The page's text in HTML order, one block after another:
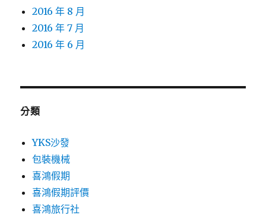
2016 年 8 月
2016 年 7 月
2016 年 6 月
分類
YKS沙發
包裝機械
喜鴻假期
喜鴻假期評價
喜鴻旅行社